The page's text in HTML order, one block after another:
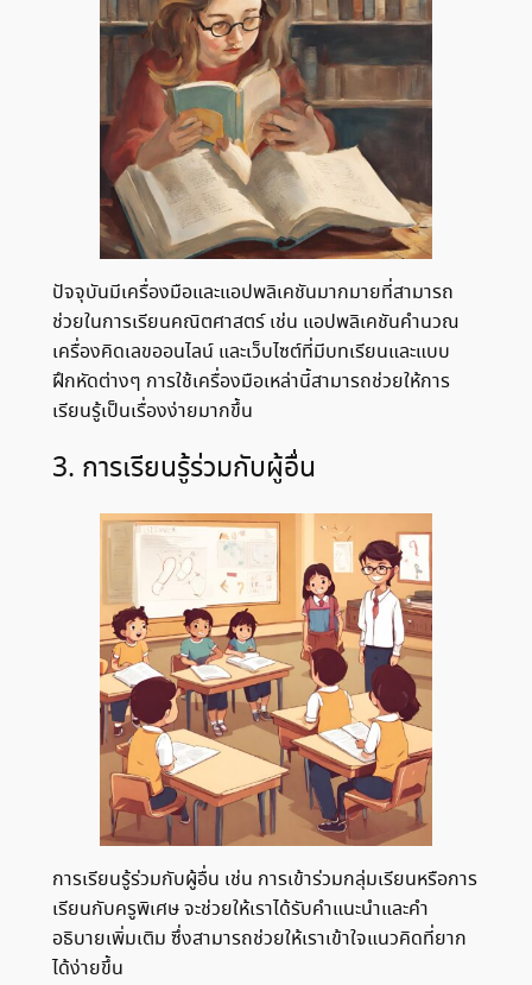
ปัจจุบันมีเครื่องมือและแอปพลิเคชันมากมายที่สามารถ
ช่วยในการเรียนคณิตศาสตร์ เช่น แอปพลิเคชันคำนวณ
เครื่องคิดเลขออนไลน์ และเว็บไซต์ที่มีบทเรียนและแบบ
ฝึกหัดต่างๆ การใช้เครื่องมือเหล่านี้สามารถช่วยให้การ
เรียนรู้เป็นเรื่องง่ายมากขึ้น
3. การเรียนรู้ร่วมกับผู้อื่น
การเรียนรู้ร่วมกับผู้อื่น เช่น การเข้าร่วมกลุ่มเรียนหรือการ
เรียนกับครูพิเศษ จะช่วยให้เราได้รับคำแนะนำและคำ
อธิบายเพิ่มเติม ซึ่งสามารถช่วยให้เราเข้าใจแนวคิดที่ยาก
ได้ง่ายขึ้น